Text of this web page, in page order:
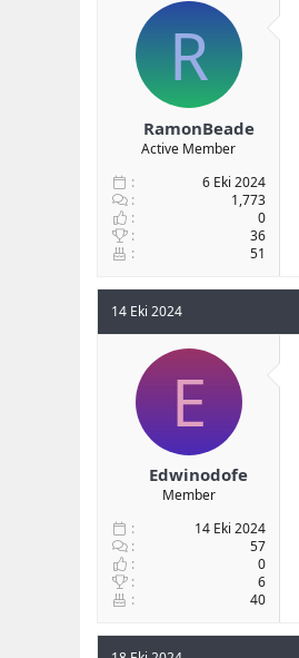
R
RamonBeade
Active Member
6 Eki 2024
1,773
0
36
51
14 Eki 2024
E
Edwinodofe
Member
14 Eki 2024
57
0
6
40